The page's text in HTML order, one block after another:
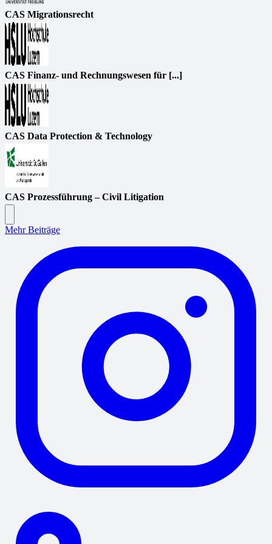
CAS Migrationsrecht
CAS Finanz- und Rechnungswesen für [...]
CAS Data Protection & Technology
CAS Prozessführung – Civil Litigation
Mehr Beiträge